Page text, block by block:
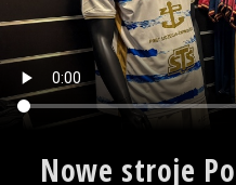
Nowe stroje